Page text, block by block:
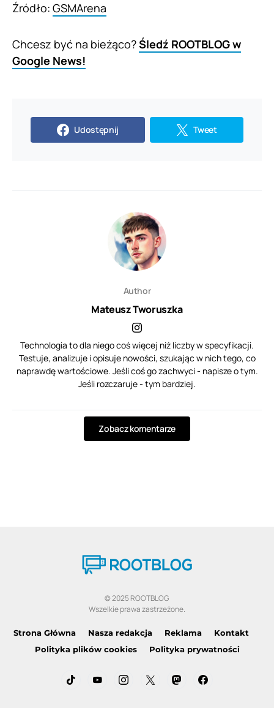
Źródło: GSMArena
Chcesz być na bieżąco?Śledź ROOTBLOG w
Google News!
Udostępnij Tweet
Author
Mateusz Tworuszka
Technologia to dla niego coś więcej niż liczby w specyfikacji.
Testuje, analizuje i opisuje nowości, szukając w nich tego, co
naprawdę wartościowe. Jeśli coś go zachwyci - napisze o tym.
Jeśli rozczaruje - tym bardziej.
Zobacz komentarze
© 2025 ROOTBLOG
Wszelkie prawa zastrzeżone.
Strona Główna Nasza redakcja Reklama
Kontakt
Polityka plików cookies
Polityka prywatności